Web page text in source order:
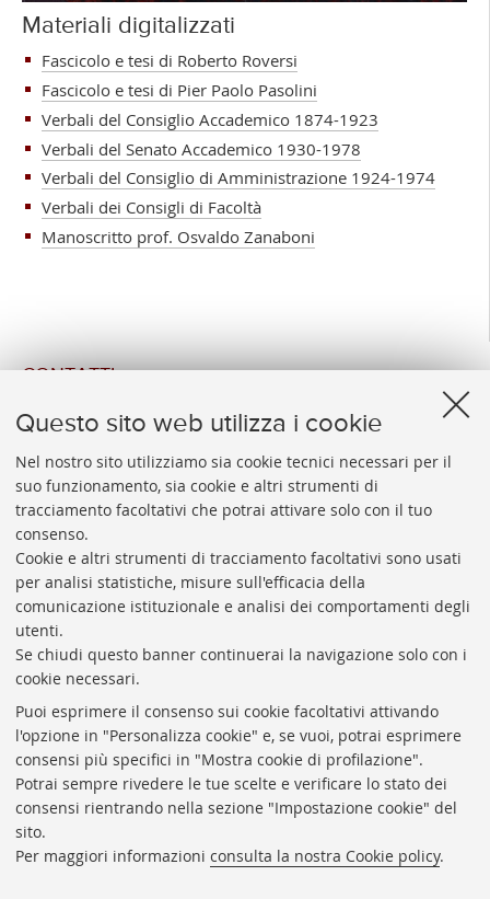
Questo sito web utilizza i cookie
Nel nostro sito utilizziamo sia cookie tecnici necessari per il
suo funzionamento, sia cookie e altri strumenti di
tracciamento facoltativi che potrai attivare solo con il tuo
consenso.
Cookie e altri strumenti di tracciamento facoltativi sono usati
per analisi statistiche, misure sull'efficacia della
comunicazione istituzionale e analisi dei comportamenti degli
utenti.
Se chiudi questo banner continuerai la navigazione solo con i
cookie necessari.
Puoi esprimere il consenso sui cookie facoltativi attivando
l'opzione in "Personalizza cookie" e, se vuoi, potrai esprimere
consensi più specifici in "Mostra cookie di profilazione".
Potrai sempre rivedere le tue scelte e verificare lo stato dei
consensi rientrando nella sezione "Impostazione cookie" del
sito.
Per maggiori informazioni consulta la nostra Cookie policy.
Materiali digitalizzati
Fascicolo e tesi di Roberto Roversi
Fascicolo e tesi di Pier Paolo Pasolini
Verbali del Consiglio Accademico 1874-1923
Verbali del Senato Accademico 1930-1978
Verbali del Consiglio di Amministrazione 1924-1974
Verbali dei Consigli di Facoltà
Manoscritto prof. Osvaldo Zanaboni
CONTATTI
Archivio storico
2098615 dal lunedì al venerdì dalle 9:00 alle 13:00
E-MAIL
archiviostorico@unibo.it
Responsabile scientifico: prof. Roberto Balzani
Coordinatrice gestionale: Maria Pia Torricelli
Archivio storico dell'Università di Bologna
Via Zamboni, 33 - 40126 Bologna (BO)
Dove siamo
Regolamento